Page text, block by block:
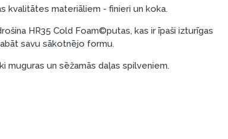
kvalitātes materiāliem - finieri un koka.
HR35 Cold Foam©putas, kas ir īpaši izturīgas
savu sākotnējo formu.
muguras un sēžamās daļas spilveniem.